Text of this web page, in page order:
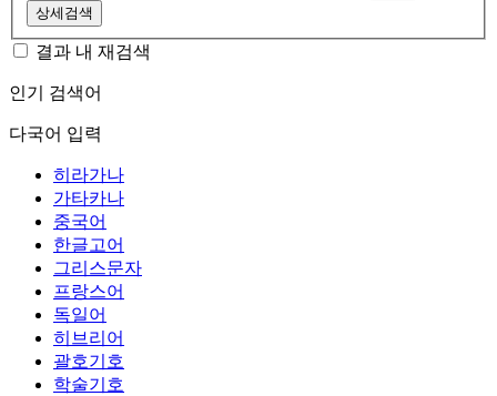
상세검색
결과 내 재검색
인기 검색어
다국어 입력
히라가나
가타카나
중국어
한글고어
그리스문자
프랑스어
독일어
히브리어
괄호기호
학술기호